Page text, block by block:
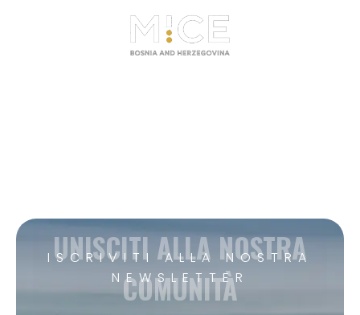
ISCRIVITI ALLA NOSTRA
NEWSLETTER
UNISCITI ALLA NOSTRA
COMUNITÀ